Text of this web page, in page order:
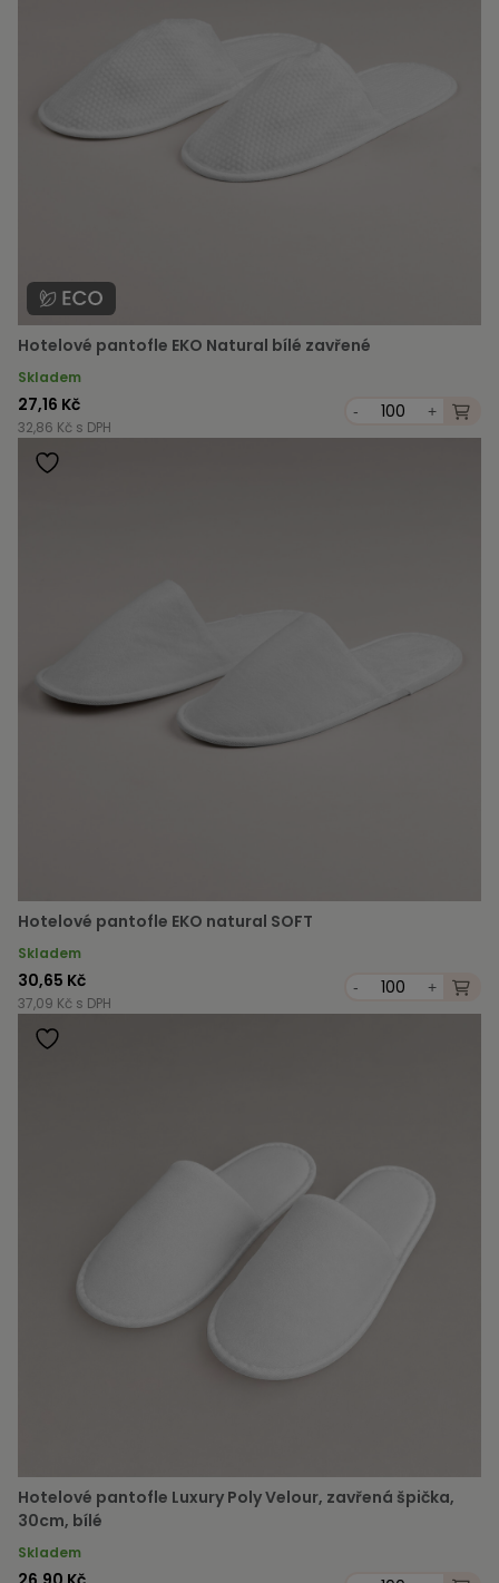
Hotelové pantofle EKO Natural bílé zavřené
Skladem
27,16 Kč
32,86 Kč s DPH
- +
Hotelové pantofle EKO natural SOFT
Skladem
30,65 Kč
37,09 Kč s DPH
- +
Hotelové pantofle Luxury Poly Velour, zavřená špička,
30cm, bílé
Skladem